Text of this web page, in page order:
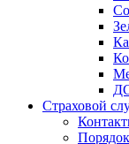
Страховой